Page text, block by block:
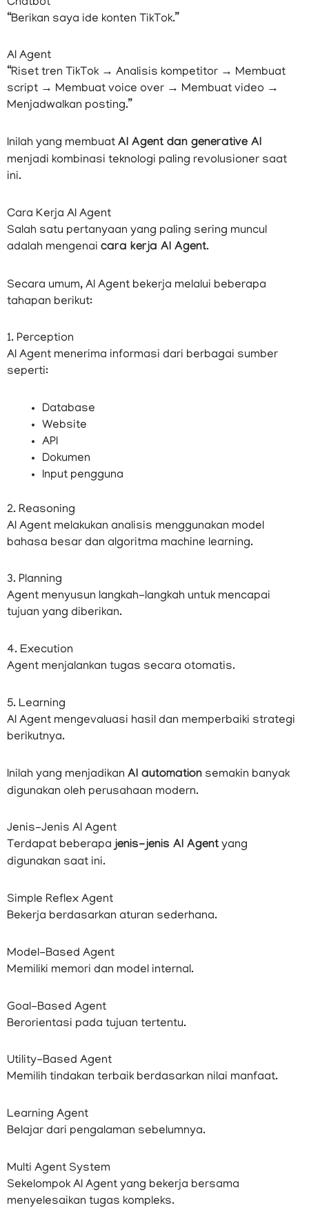
Chatbot
“Berikan saya ide konten TikTok.”
AI Agent
“Riset tren TikTok → Analisis kompetitor → Membuat
script → Membuat voice over → Membuat video →
Menjadwalkan posting.”
Inilah yang membuat AI Agent dan generative AI
menjadi kombinasi teknologi paling revolusioner saat
ini.
Cara Kerja AI Agent
Salah satu pertanyaan yang paling sering muncul
adalah mengenai cara kerja AI Agent.
Secara umum, AI Agent bekerja melalui beberapa
tahapan berikut:
1. Perception
AI Agent menerima informasi dari berbagai sumber
seperti:
Database
Website
API
Dokumen
Input pengguna
2. Reasoning
AI Agent melakukan analisis menggunakan model
bahasa besar dan algoritma machine learning.
3. Planning
Agent menyusun langkah-langkah untuk mencapai
tujuan yang diberikan.
4. Execution
Agent menjalankan tugas secara otomatis.
5. Learning
AI Agent mengevaluasi hasil dan memperbaiki strategi
berikutnya.
Inilah yang menjadikan AI automation semakin banyak
digunakan oleh perusahaan modern.
Jenis-Jenis AI Agent
Terdapat beberapa jenis-jenis AI Agent yang
digunakan saat ini.
Simple Reflex Agent
Bekerja berdasarkan aturan sederhana.
Model-Based Agent
Memiliki memori dan model internal.
Goal-Based Agent
Berorientasi pada tujuan tertentu.
Utility-Based Agent
Memilih tindakan terbaik berdasarkan nilai manfaat.
Learning Agent
Belajar dari pengalaman sebelumnya.
Multi Agent System
Sekelompok AI Agent yang bekerja bersama
menyelesaikan tugas kompleks.